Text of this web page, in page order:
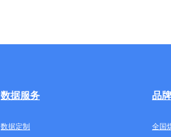
数据服务 品
数据定制 全国